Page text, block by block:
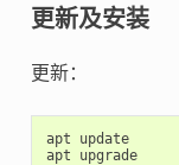
更新及安装
更新：
apt
update
apt
upgrade